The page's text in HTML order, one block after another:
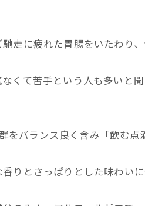
走に疲れた胃腸をいたわり
くて苦手という人も多いと聞
をバランス良く含み「飲む
りとさっぱりとした味わい